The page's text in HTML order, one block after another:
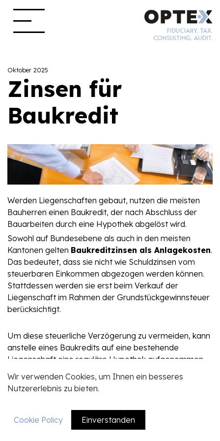
Oktober 2025
Zinsen für
Baukredit
Werden Liegenschaften gebaut, nutzen die meisten
Bauherren einen Baukredit, der nach Abschluss der
Bauarbeiten durch eine Hypothek abgelöst wird.
Sowohl auf Bundesebene als auch in den meisten
Kantonen gelten Baukreditzinsen als Anlagekosten.
Das bedeutet, dass sie nicht wie Schuldzinsen vom
steuerbaren Einkommen abgezogen werden können.
Stattdessen werden sie erst beim Verkauf der
Liegenschaft im Rahmen der Grundstückgewinnsteuer
berücksichtigt.
Um diese steuerliche Verzögerung zu vermeiden, kann
anstelle eines Baukredits auf eine bestehende
Liegenschaft eine reguläre Hypothek aufgenommen
finanziert. Die Zinsen dieser Hypothek sind sofort vom
steuerbaren Einkommen abziehbar.
Wir verwenden Cookies, um Ihnen ein besseres
Nutzererlebnis zu bieten.
Cookie Policy Einverstanden